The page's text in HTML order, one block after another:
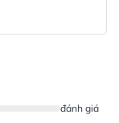
đánh giá